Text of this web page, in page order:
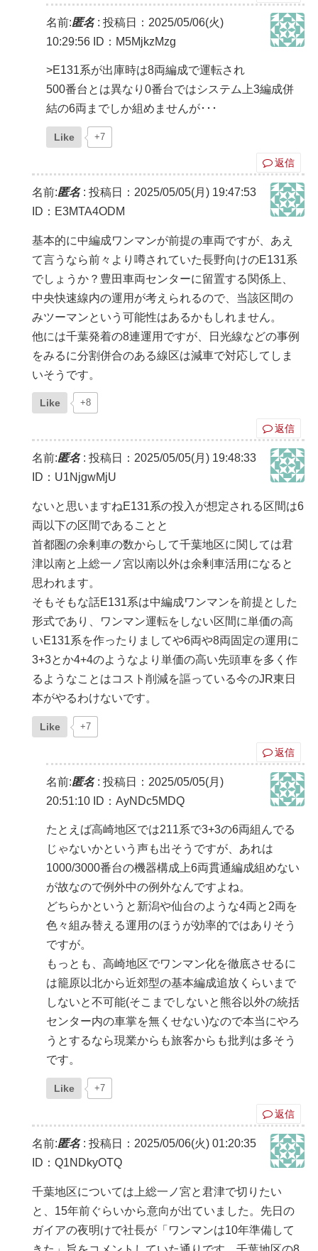
名前:匿名: 投稿日：2025/05/06(火)
10:29:56 ID：M5MjkzMzg
>E131系が出庫時は8両編成で運転され
500番台とは異なり0番台ではシステム上3編成併
結の6両までしか組めませんが･･･
Like +7
返信
名前:匿名: 投稿日：2025/05/05(月) 19:47:53
ID：E3MTA4ODM
基本的に中編成ワンマンが前提の車両ですが、あえ
て言うなら前々より噂されていた長野向けのE131系
でしょうか？豊田車両センターに留置する関係上、
中央快速線内の運用が考えられるので、当該区間の
みツーマンという可能性はあるかもしれません。
他には千葉発着の8連運用ですが、日光線などの事例
をみるに分割併合のある線区は減車で対応してしま
いそうです。
Like +8
返信
名前:匿名: 投稿日：2025/05/05(月) 19:48:33
ID：U1NjgwMjU
ないと思いますねE131系の投入が想定される区間は6
両以下の区間であることと
首都圏の余剰車の数からして千葉地区に関しては君
津以南と上総一ノ宮以南以外は余剰車活用になると
思われます。
そもそもな話E131系は中編成ワンマンを前提とした
形式であり、ワンマン運転をしない区間に単価の高
いE131系を作ったりましてや6両や8両固定の運用に
3+3とか4+4のようなより単価の高い先頭車を多く作
るようなことはコスト削減を謳っている今のJR東日
本がやるわけないです。
Like +7
返信
名前:匿名: 投稿日：2025/05/05(月)
20:51:10 ID：AyNDc5MDQ
たとえば高崎地区では211系で3+3の6両組んでる
じゃないかという声も出そうですが、あれは
1000/3000番台の機器構成上6両貫通編成組めない
が故なので例外中の例外なんですよね。
どちらかというと新潟や仙台のような4両と2両を
色々組み替える運用のほうが効率的ではありそう
ですが。
もっとも、高崎地区でワンマン化を徹底させるに
は籠原以北から近郊型の基本編成追放くらいまで
しないと不可能(そこまでしないと熊谷以外の統括
センター内の車掌を無くせない)なので本当にやろ
うとするなら現業からも旅客からも批判は多そう
です。
Like +7
返信
名前:匿名: 投稿日：2025/05/06(火) 01:20:35
ID：Q1NDkyOTQ
千葉地区については上総一ノ宮と君津で切りたい
と、15年前ぐらいから意向が出ていました。先日の
ガイアの夜明けで社長が「ワンマンは10年準備して